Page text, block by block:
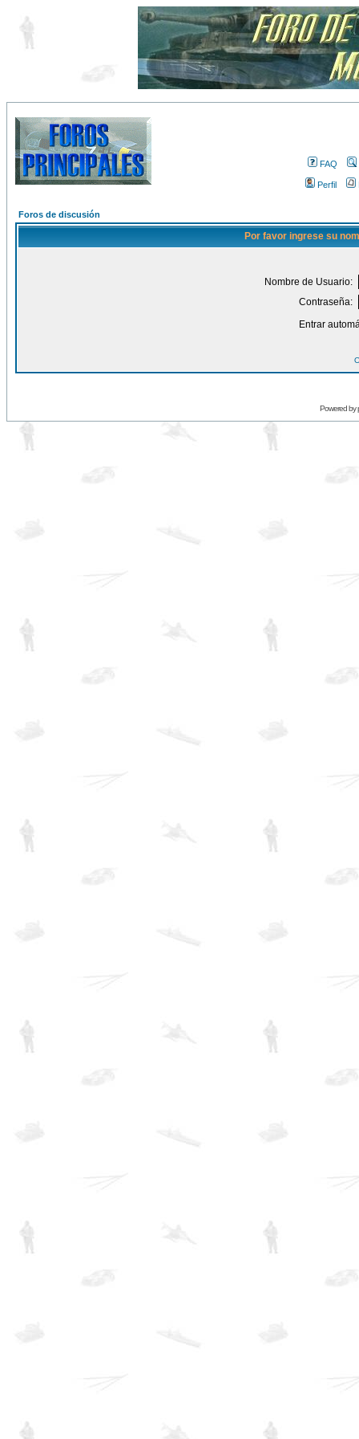
FAQ
Perfil
Foros de discusión
Por favor ingrese su
Nombre de Usuario:
Contraseña:
Entrar
Powered by